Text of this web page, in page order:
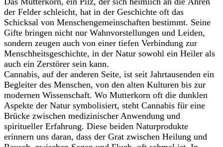
der Felder schleicht, hat in der Geschichte oft das
Schicksal von Menschengemeinschaften bestimmt. Seine
Gifte bringen nicht nur Wahnvorstellungen und Leiden,
sondern zeugen auch von einer tiefen Verbindung zur
Menschheitsgeschichte, in der Natur sowohl ein Heiler als
auch ein Zerstörer sein kann.
Cannabis, auf der anderen Seite, ist seit Jahrtausenden ein
Begleiter des Menschen, von den alten Kulturen bis zur
modernen Wissenschaft. Wo Mutterkorn oft die dunklen
Aspekte der Natur symbolisiert, steht Cannabis für eine
Brücke zwischen medizinischer Anwendung und
spiritueller Erfahrung. Diese beiden Naturprodukte
erinnern uns daran, dass der Grat zwischen Heilung und